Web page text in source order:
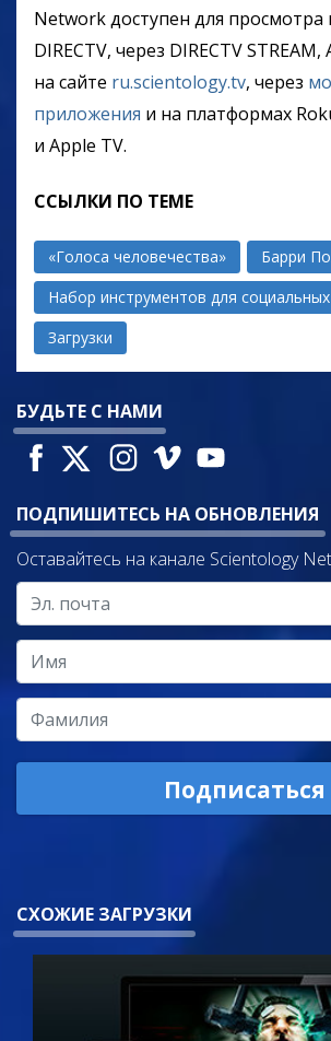
Network доступен для просмотра
DIRECTV, через DIRECTV
на сайте ru.scientology.tv, через
приложения и на платформах
и Apple TV.
ССЫЛКИ ПО ТЕМЕ
«Голоса человечества»
Барри
Набор инструментов для
Загрузки
БУДЬТЕ С НАМИ
ПОДПИШИТЕСЬ НА ОБНОВЛЕНИЯ
Оставайтесь на канале Scientology
Подписаться
СХОЖИЕ ЗАГРУЗКИ